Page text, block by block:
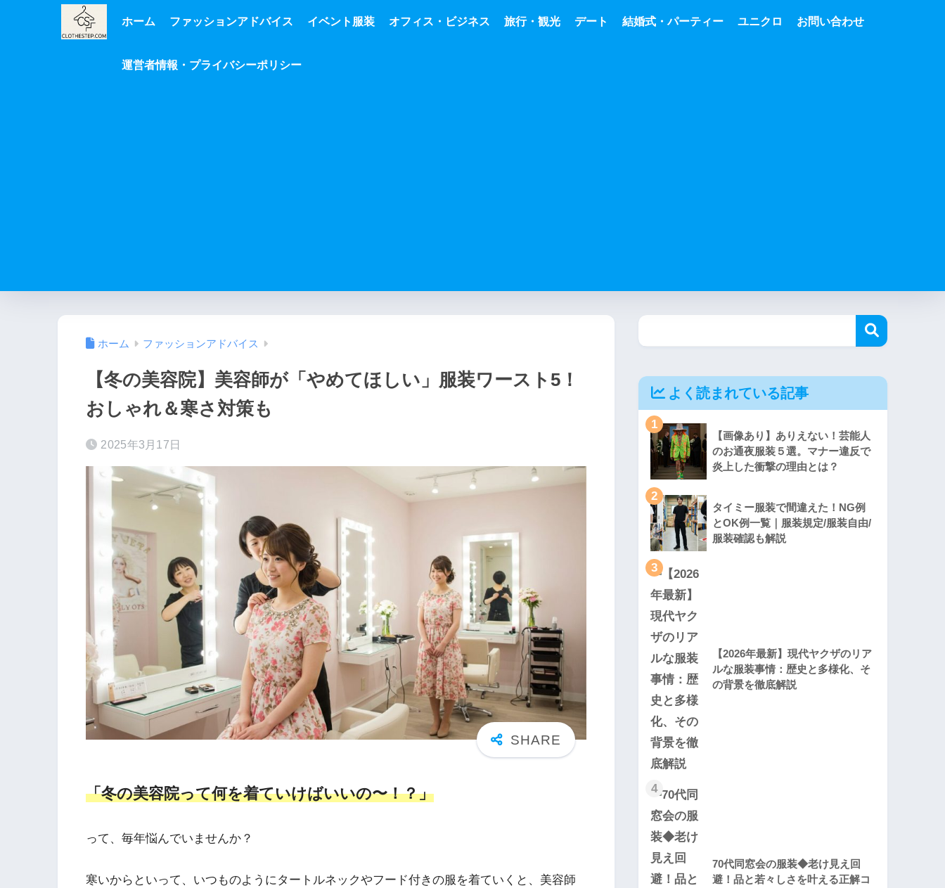
ホーム ファッションアドバイス イベント服装 オフィス・ビジネス 旅行・観光 デート 結婚式・パーティー ユニクロ お問い合わせ
運営者情報・プライバシーポリシー
ホーム ファッションアドバイス
【冬の美容院】美容師が「やめてほしい」服装ワースト5！
おしゃれ＆寒さ対策も
2025年3月17日
「冬の美容院って何を着ていけばいいの〜！？」
って、毎年悩んでいませんか？
寒いからといって、いつものようにタートルネックやフード付きの服を着ていくと、美容師
よく読まれている記事
1
【画像あり】ありえない！芸能人
のお通夜服装５選。マナー違反で
炎上した衝撃の理由とは？
2
タイミー服装で間違えた！NG例
とOK例一覧｜服装規定/服装自由/
服装確認も解説
3
【2026年最新】現代ヤクザのリア
ルな服装事情：歴史と多様化、そ
の背景を徹底解説
4
70代同窓会の服装◆老け見え回
避！品と若々しさを叶える正解コ